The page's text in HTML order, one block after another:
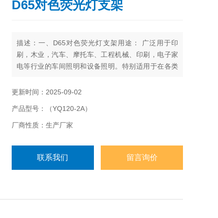
D65对色荧光灯支架
描述：一、D65对色荧光灯支架用途： 广泛用于印
刷，木业，汽车、摩托车、工程机械、印刷，电子家
电等行业的车间照明和设备照明。特别适用于在各类
更新时间：2025-09-02
产品型号：（YQ120-2A）
厂商性质：生产厂家
联系我们 留言询价